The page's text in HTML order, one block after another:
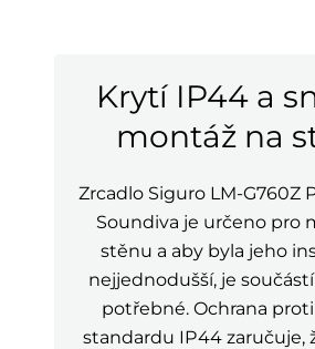
Krytí IP44 a
montáž na
Zrcadlo Siguro LM-G760Z
Soundiva je určeno pro
stěnu a aby byla jeho
nejjednodušší, je
potřebné. Ochrana
standardu IP44 zaručuje,